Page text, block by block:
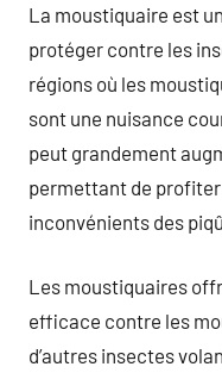
La moustiquaire est
protéger contre les
régions où les
sont une nuisance
peut grandement
permettant de profiter
inconvénients des
Les moustiquaires
efficace contre les
d’autres insectes